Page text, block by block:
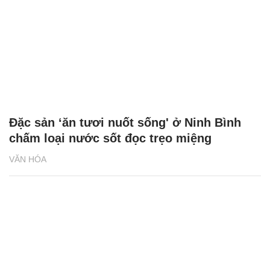
VĂN HÓA
Đặc sản ‘ăn tươi nuốt sống' ở Ninh Bình
chấm loại nước sốt đọc trẹo miệng